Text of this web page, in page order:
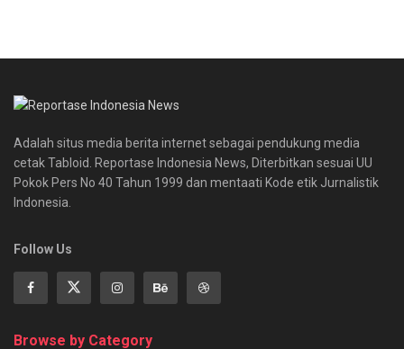
Adalah situs media berita internet sebagai pendukung media
cetak Tabloid. Reportase Indonesia News, Diterbitkan sesuai UU
Pokok Pers No 40 Tahun 1999 dan mentaati Kode etik Jurnalistik
Indonesia.
Follow Us
Browse by Category